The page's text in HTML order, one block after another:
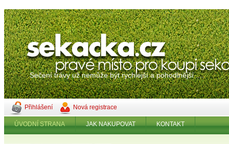
Sečení trávy už nemůže být rychlejší a pohodlnější ....
Přihlášení Nová registrace
ÚVODNÍ STRANA JAK NAKUPOVAT KONTAKT